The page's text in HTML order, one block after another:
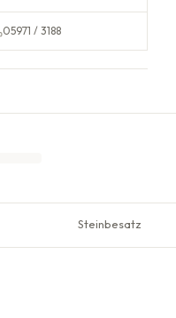
05971 / 3188
Steinbesatz